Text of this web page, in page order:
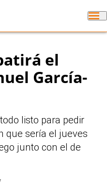
el
García-
listo para pedir
que sería el jueves
junto con el de